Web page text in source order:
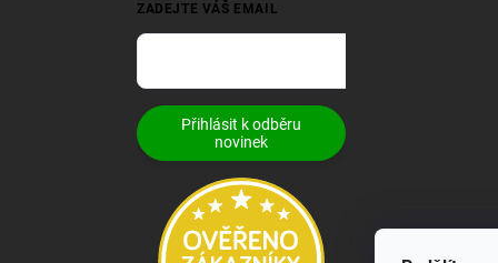
ZADEJTE VÁŠ EMAIL
Přihlásit k odběru
novinek